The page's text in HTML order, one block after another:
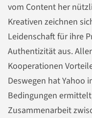
vom Content her
Kreativen zeichnen
Leidenschaft für ihre
Authentizität aus.
Kooperationen
Deswegen hat Yahoo
Bedingungen
Zusammenarbeit